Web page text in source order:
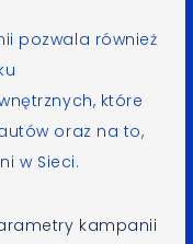
pozwala również
które
oraz na to,
w Sieci.
kampanii